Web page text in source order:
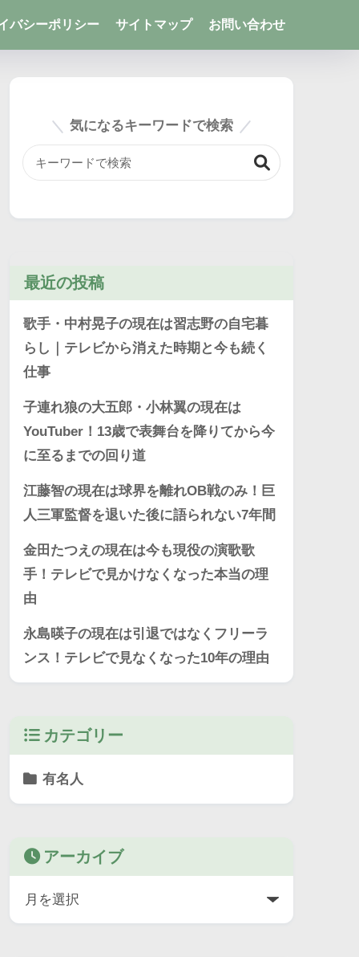
バシーポリシー サイトマップ お問い合わせ
気になるキーワードで検索
最近の投稿
歌手・中村晃子の現在は習志野の自宅暮
らし｜テレビから消えた時期と今も続く
仕事
子連れ狼の大五郎・小林翼の現在は
YouTuber！13歳で表舞台を降りてから今
に至るまでの回り道
江藤智の現在は球界を離れOB戦のみ！巨
人三軍監督を退いた後に語られない7年間
金田たつえの現在は今も現役の演歌歌
手！テレビで見かけなくなった本当の理
由
永島暎子の現在は引退ではなくフリーラ
ンス！テレビで見なくなった10年の理由
カテゴリー
有名人
アーカイブ